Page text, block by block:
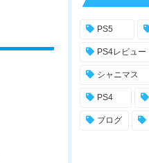
PS5
PS4レビュー
シャニマス
PS4
ブログ